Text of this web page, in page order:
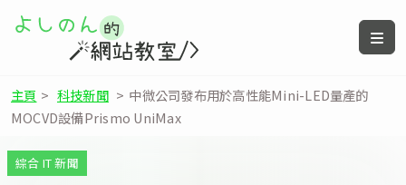
主頁 > 科技新聞 > 中微公司發布用於高性能Mini-LED量產的
MOCVD設備Prismo UniMax
綜合 IT 新聞